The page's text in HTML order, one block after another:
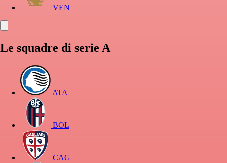
VEN
Le squadre di serie A
ATA
BOL
CAG